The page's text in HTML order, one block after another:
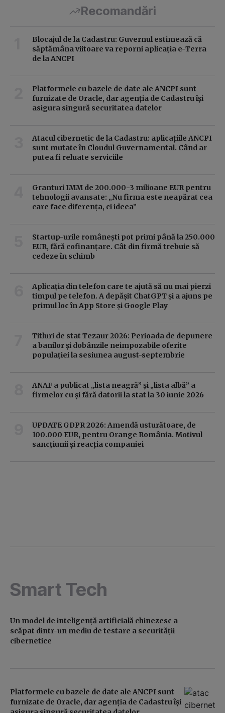
Recomandări
Blocajul de la Cadastru: Guvernul estimează că
săptămâna viitoare va reporni aplicația e-Terra
de la ANCPI
Platformele cu bazele de date ale ANCPI sunt
furnizate de Oracle, dar agenția de Cadastru își
asigura singură securitatea datelor
Atacul cibernetic de la Cadastru: aplicațiile ANCPI
sunt mutate în Cloudul Guvernamental. Când ar
putea fi reluate serviciile
Granturi IMM de 200.000-3 milioane EUR pentru
tehnologii avansate: „Nu firma este neapărat cea
care face diferența, ci ideea”
Startup-urile românești pot primi până la 250.000
EUR, fără cofinanțare. Cât din firmă trebuie să
cedeze în schimb
Aplicația din telefon care te ajută să nu mai pierzi
timpul pe telefon. A depășit ChatGPT și a ajuns pe
primul loc în App Store și Google Play
Titluri de stat Tezaur 2026: Perioada de depunere
a banilor și dobânzile neimpozabile oferite
populației la sesiunea august-septembrie
ANAF a publicat „lista neagră” și „lista albă” a
firmelor cu și fără datorii la stat la 30 iunie 2026
UPDATE GDPR 2026: Amendă usturătoare, de
100.000 EUR, pentru Orange România. Motivul
sancțiunii și reacția companiei
Smart Tech
Un model de inteligență artificială chinezesc a
scăpat dintr-un mediu de testare a securității
cibernetice
Platformele cu bazele de date ale ANCPI sunt
furnizate de Oracle, dar agenția de Cadastru își